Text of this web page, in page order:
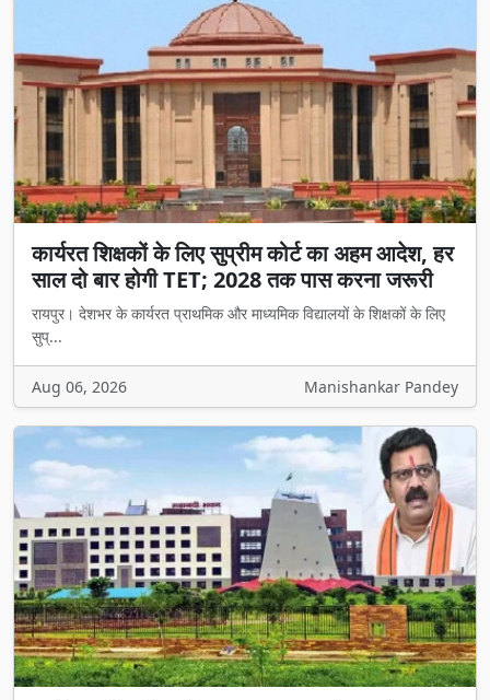
कार्यरत शिक्षकों के लिए सुप्रीम कोर्ट का अहम आदेश, हर
साल दो बार होगी TET; 2028 तक पास करना जरूरी
रायपुर। देशभर के कार्यरत प्राथमिक और माध्यमिक विद्यालयों के शिक्षकों के लिए
सुप्...
Aug 06, 2026 Manishankar Pandey